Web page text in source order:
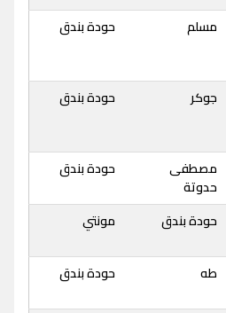
مسلم حودة بندق
جوكر حودة بندق
مصطفى
حدوتة
حودة بندق
حودة بندق مونتي
طه حودة بندق